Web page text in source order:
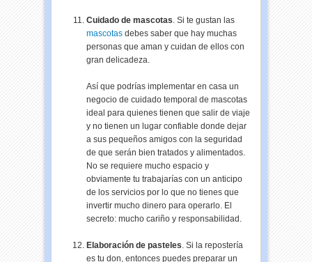
Cuidado de mascotas. Si te gustan las
mascotasdebes saber que hay muchas
personas que aman y cuidan de ellos con
gran delicadeza.
Así que podrías implementar en casa un
negocio de cuidado temporal de mascotas
ideal para quienes tienen que salir de viaje
y no tienen un lugar confiable donde dejar
a sus pequeños amigos con la seguridad
de que serán bien tratados y alimentados.
No se requiere mucho espacio y
obviamente tu trabajarías con un anticipo
de los servicios por lo que no tienes que
invertir mucho dinero para operarlo. El
secreto: mucho cariño y responsabilidad.
Elaboración de pasteles. Si larepostería
es tu don, entonces puedes preparar un